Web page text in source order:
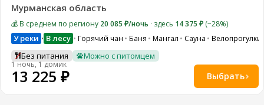
Мурманская область
💰 В среднем по региону 20 085 ₽/ночь · здесь 14 375 ₽ (−28%)
У реки • В лесу Горячий чан Баня Мангал Сауна Велопрогулки
Без питания Можно с питомцем
1 ночь, 1 домик
13 225 ₽ Выбрать